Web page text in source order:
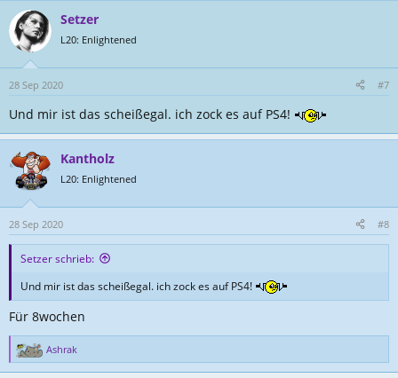
Setzer
L20: Enlightened
28 Sep 2020 #7
Und mir ist das scheißegal. ich zock es auf PS4!
Kantholz
L20: Enlightened
28 Sep 2020 #8
Setzer schrieb:
Und mir ist das scheißegal. ich zock es auf PS4!
Für 8wochen
R
e
Ashrak